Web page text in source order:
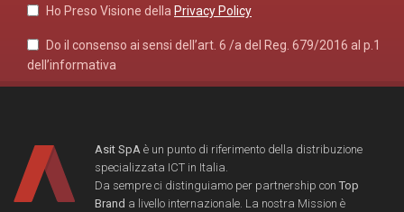
Ho Preso Visione della Privacy Policy
Do il consenso ai sensi dell’art. 6 /a del Reg. 679/2016 al p.1
dell’informativa
Asit SpA è un punto di riferimento della distribuzione
specializzata ICT in Italia.
Da sempre ci distinguiamo per partnership con Top
Brand a livello internazionale. La nostra Mission è